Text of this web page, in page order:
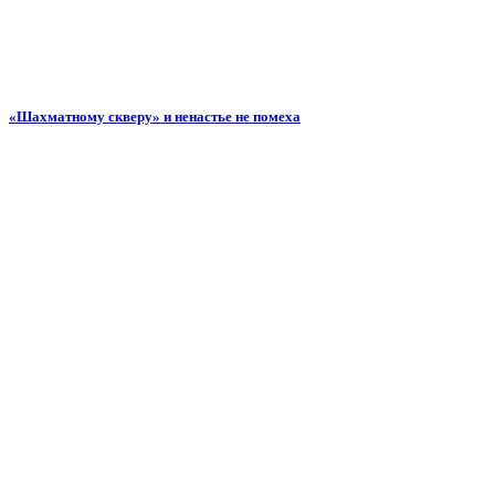
«Шахматному скверу» и ненастье не помеха